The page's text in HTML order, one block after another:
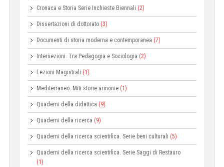
Cronaca e Storia Serie Inchieste Biennali (2)
Dissertazioni di dottorato (3)
Documenti di storia moderna e contemporanea (7)
Intersezioni. Tra Pedagogia e Sociologia (2)
Lezioni Magistrali (1)
Mediterraneo. Miti storie armonie (1)
Quaderni della didattica (9)
Quaderni della ricerca (9)
Quaderni della ricerca scientifica. Serie beni culturali (5)
Quaderni della ricerca scientifica. Serie Saggi di Restauro
(1)